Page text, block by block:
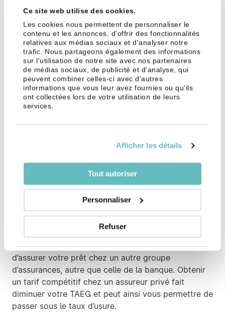
Ce site web utilise des cookies.
Les cookies nous permettent de personnaliser le
contenu et les annonces, d'offrir des fonctionnalités
relatives aux médias sociaux et d'analyser notre
trafic. Nous partageons également des informations
sur l'utilisation de notre site avec nos partenaires
de médias sociaux, de publicité et d'analyse, qui
peuvent combiner celles-ci avec d'autres
informations que vous leur avez fournies ou qu'ils
ont collectées lors de votre utilisation de leurs
services.
Afficher les détails
Tout autoriser
Personnaliser
Refuser
administratives.
Comparer les offres
Construire un plan immobilier prend du temps :
réalisez des simulations de prêt immobilier avec
plusieurs établissements bancaires, comparez leurs
offres de prêt, et n’hésitez pas à leur faire savoir. La
Négocier l’assurance
L’assurance emprunteur peut alourdir
considérablement le montant de vos
remboursements. Renseignez-vous sur les
différentes options que propose la banque (la moins
chère, celle qui comprend uniquement les garanties
dont vous avez besoin). Vous pouvez également
la loi Lagarde et la loi Lemoine, qui permettent
d’assurer votre prêt chez un autre groupe
d’assurances, autre que celle de la banque. Obtenir
un tarif compétitif chez un assureur privé fait
diminuer votre TAEG et peut ainsi vous permettre de
passer sous le taux d’usure.